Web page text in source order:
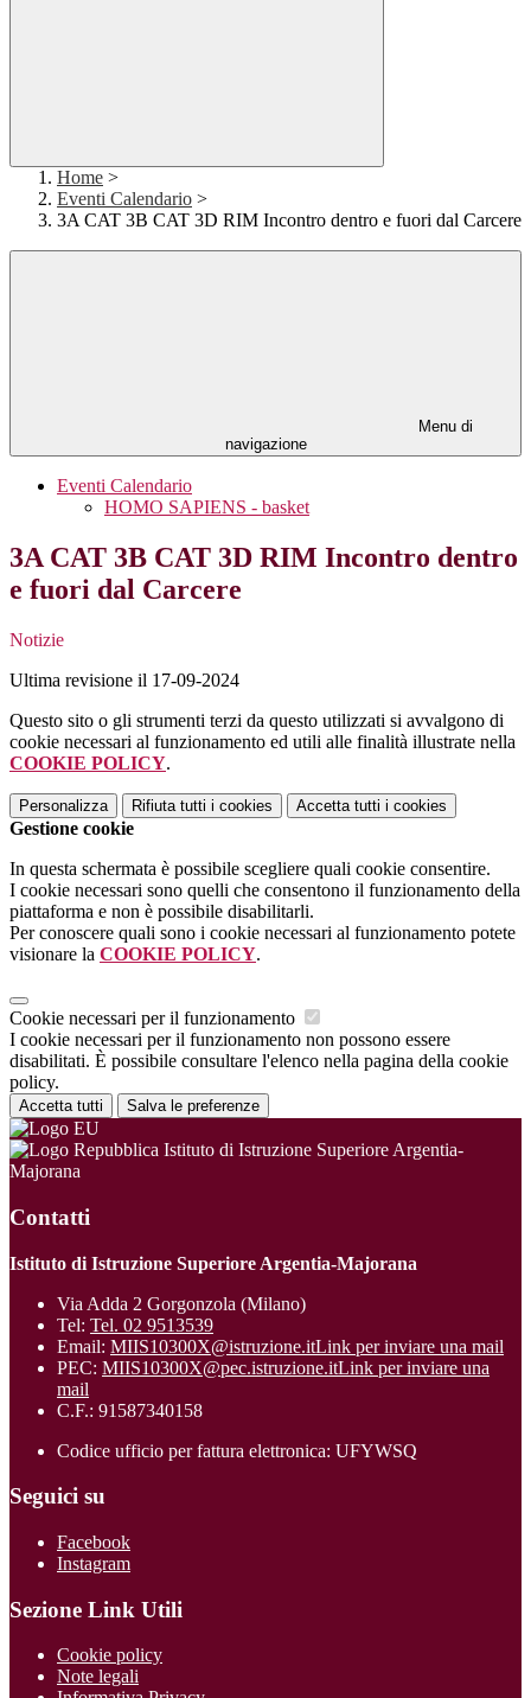
Home >
Eventi Calendario >
3A CAT 3B CAT 3D RIM Incontro dentro e fuori dal Carcere
Menu di
navigazione
Eventi Calendario
HOMO SAPIENS - basket
3A CAT 3B CAT 3D RIM Incontro dentro
e fuori dal Carcere
Notizie
Ultima revisione il 17-09-2024
Questo sito o gli strumenti terzi da questo utilizzati si avvalgono di
cookie necessari al funzionamento ed utili alle finalità illustrate nella
COOKIE POLICY.
Personalizza Rifiuta tutti i cookies Accetta tutti i cookies
Gestione cookie
In questa schermata è possibile scegliere quali cookie consentire.
I cookie necessari sono quelli che consentono il funzionamento della
piattaforma e non è possibile disabilitarli.
Per conoscere quali sono i cookie necessari al funzionamento potete
visionare la COOKIE POLICY.
Cookie necessari per il funzionamento
I cookie necessari per il funzionamento non possono essere
disabilitati. È possibile consultare l'elenco nella pagina della cookie
policy.
Accetta tutti Salva le preferenze
Istituto di Istruzione Superiore Argentia-
Majorana
Contatti
Istituto di Istruzione Superiore Argentia-Majorana
Via Adda 2 Gorgonzola (Milano)
Tel: Tel. 02 9513539
Email: MIIS10300X@istruzione.itLink per inviare una mail
PEC: MIIS10300X@pec.istruzione.itLink per inviare una
mail
C.F.: 91587340158
Codice ufficio per fattura elettronica: UFYWSQ
Seguici su
Facebook
Instagram
Sezione Link Utili
Cookie policy
Note legali